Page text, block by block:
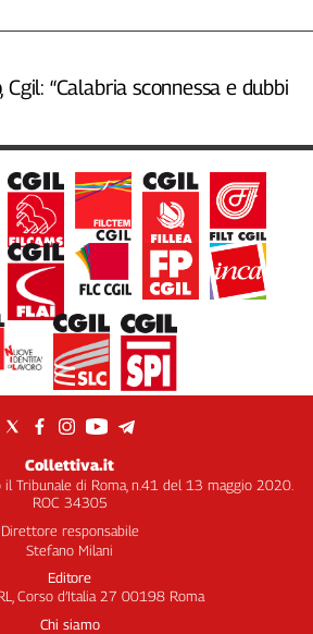
“Calabria sconnessa e dubbi
Collettiva.it
Tribunale di Roma, n.41 del 13 maggio 2020.
ROC 34305
Direttore responsabile
Stefano Milani
Editore
Corso d’Italia 27 00198 Roma
Chi siamo